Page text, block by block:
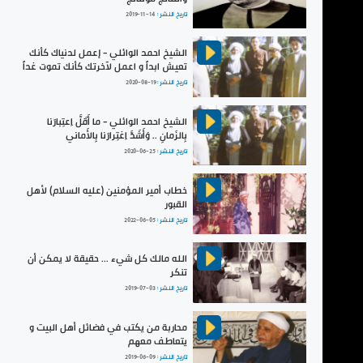
تاريخ النشر : 2019-11-14
الشيخ احمد الوائلي - إعمل لدنياك كأنك
تعيش ابداً و اعمل لآخرتك كأنك تموت غداً
تاريخ النشر :2020-08-19
الشيخ احمد الوائلي - ما أَقَلَّ اِعتِبارَنا
بِالزَمانِ .. وَأَشَدَّ اِغتِرارَنا بِالأَماني
تاريخ النشر :2020-06-25
خطاب أمير المؤمنين (عليه السلام) لأهل
القبور
تاريخ النشر :2022-06-05
الله مالك كل شيء ... حقيقة لا يمكن أن
تنكر
تاريخ النشر :2019-07-03
محاربة من يكتب في فضائل أهل البيت و
يتعاطف معهم
تاريخ النشر :2019-06-09